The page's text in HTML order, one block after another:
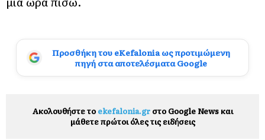
Προσθήκη του eKefalonia ως προτιμώμενη
πηγή στα αποτελέσματα Google
Ακολουθήστε το ekefalonia.grστο Google News και
μάθετε πρώτοι όλες τις ειδήσεις